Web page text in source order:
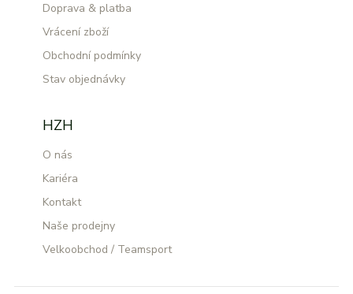
Doprava & platba
Vrácení zboží
Obchodní podmínky
Stav objednávky
HZH
O nás
Kariéra
Kontakt
Naše prodejny
Velkoobchod / Teamsport